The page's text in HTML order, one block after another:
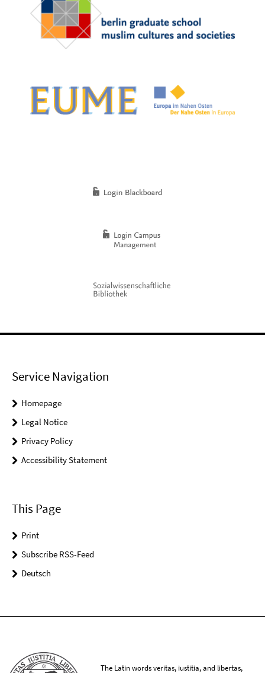
Service Navigation
Homepage
Legal Notice
Privacy Policy
Accessibility Statement
This Page
Print
Subscribe RSS-Feed
Deutsch
The Latin words veritas, iustitia, and libertas,